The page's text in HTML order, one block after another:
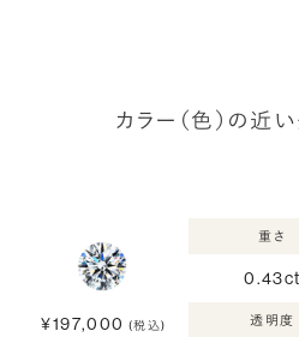
カラー（色）の近
¥197,000 (税込)
重さ
0.43ct
透明度